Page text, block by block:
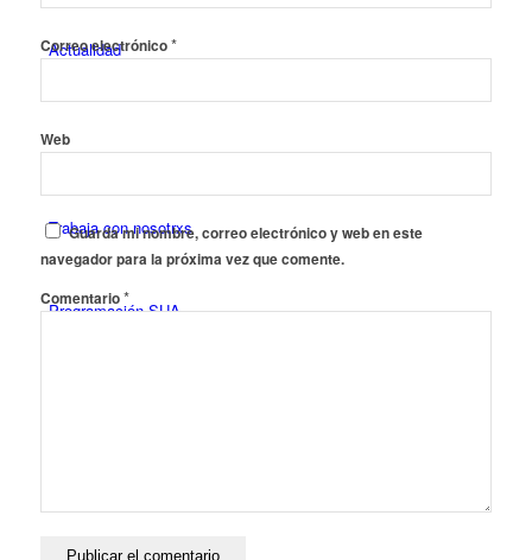
Actualidad
Trabaja con nosotrxs
Programación SUA
Correo electrónico*
Web
Guarda mi nombre, correo electrónico y web en este
navegador para la próxima vez que comente.
Comentario*